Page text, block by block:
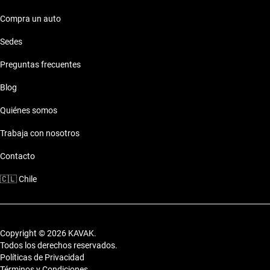
Compra un auto
Sedes
Preguntas frecuentes
Blog
Quiénes somos
Trabaja con nosotros
Contacto
🇨🇱Chile
Copyright © 2026 KAVAK.
Todos los derechos reservados.
Políticas de Privacidad